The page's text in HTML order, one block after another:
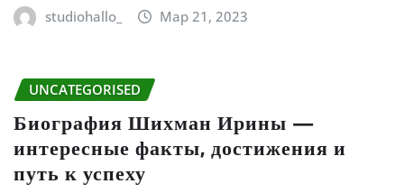
studiohallo_ Мар 21, 2023
UNCATEGORISED
Биография Шихман Ирины —
интересные факты, достижения и
путь к успеху